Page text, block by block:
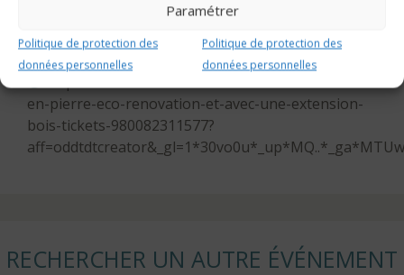
Paramétrer
Politique de protection des
données personnelles
Politique de protection des
données personnelles
contact@echobat.fr
en-pierre-eco-renovation-et-avec-une-extension-
bois-tickets-980082311577?
RECHERCHER UN AUTRE ÉVÉNEMENT